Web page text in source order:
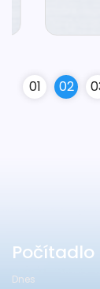
01 02 0
Dnes